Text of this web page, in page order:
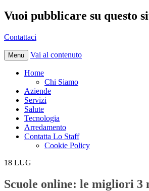
Vuoi pubblicare su questo
Contattaci
Menu Vai al contenuto
Home
Chi Siamo
Aziende
Servizi
Salute
Tecnologia
Arredamento
Contatta Lo Staff
Cookie Policy
18 LUG
Scuole online: le migliori 3